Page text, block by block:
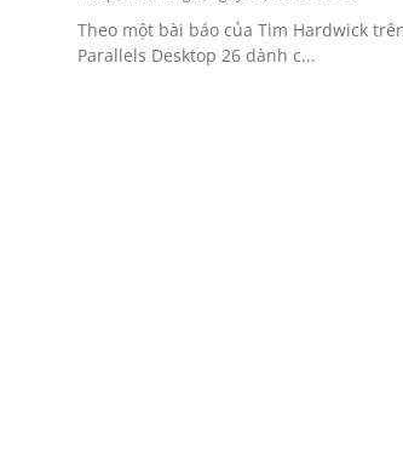
Theo một bài báo của Tim Hardwick
Parallels Desktop 26 dành c...